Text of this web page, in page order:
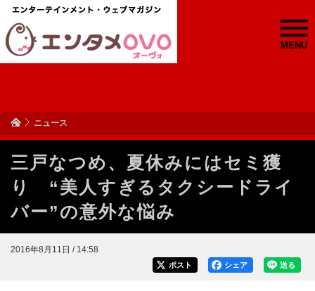
MENU
ニュース
三戸なつめ、夏休みにはセミ獲
り “美人すぎるタクシードライ
バー”の意外な悩み
2016年8月11日 / 14:58
送る
シェア
ポスト